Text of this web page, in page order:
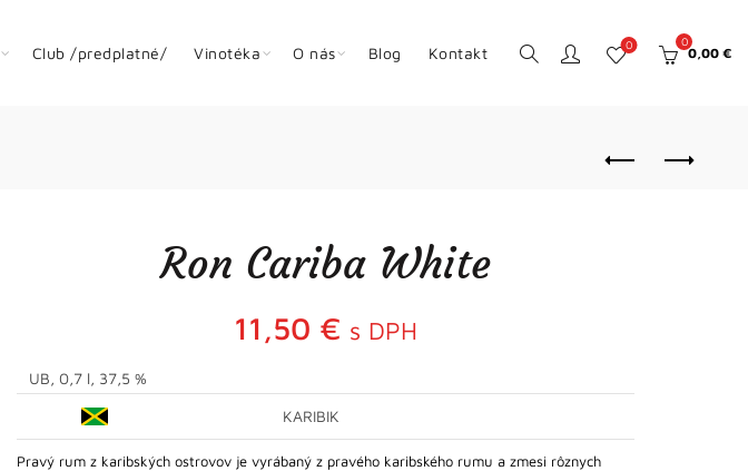
Club /predplatné/ Vinotéka O nás Blog Kontakt 0 0
0,00 €
Ron Cariba White
11,50 € s DPH
UB, 0,7 l, 37,5 %
KARIBIK
Pravý rum z karibských ostrovov je vyrábaný z pravého karibského rumu a zmesi rôznych